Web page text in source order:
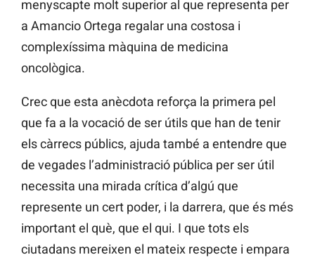
menyscapte molt superior al que representa per
a Amancio Ortega regalar una costosa i
complexíssima màquina de medicina
oncològica.
Crec que esta anècdota reforça la primera pel
que fa a la vocació de ser útils que han de tenir
els càrrecs públics, ajuda també a entendre que
de vegades l’administració pública per ser útil
necessita una mirada crítica d’algú que
represente un cert poder, i la darrera, que és més
important el què, que el qui. I que tots els
ciutadans mereixen el mateix respecte i empara